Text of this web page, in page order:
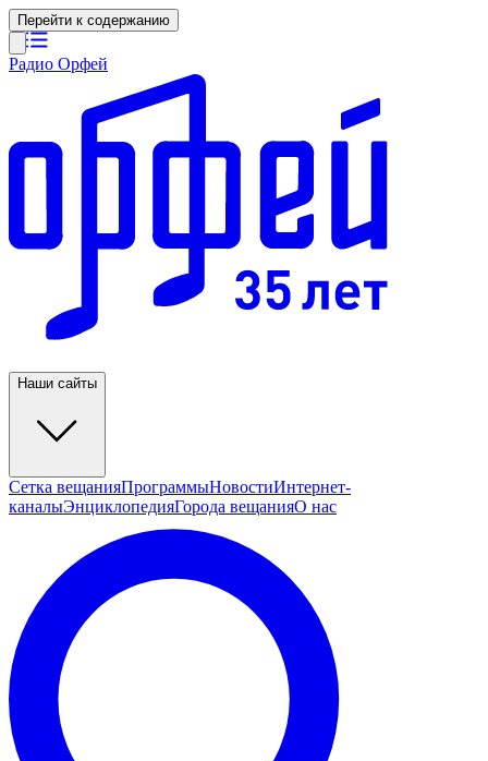
Перейти к содержанию
Радио Орфей
Наши сайты
Сетка вещанияПрограммыНовостиИнтернет-
каналыЭнциклопедияГорода вещанияО нас